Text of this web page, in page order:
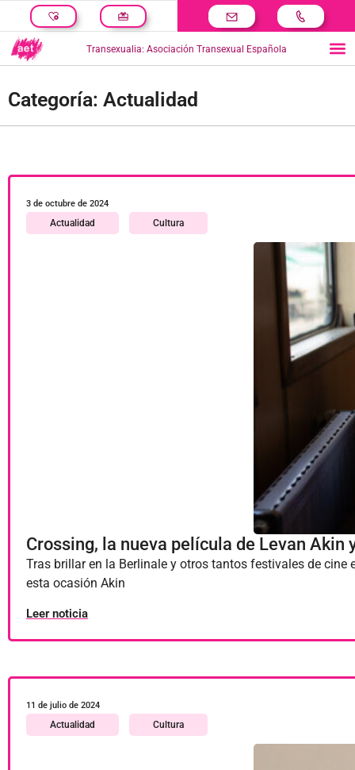
Transexualia: Asociación Transexual Española
Categoría: Actualidad
3 de octubre de 2024
Actualidad Cultura
Crossing, la nueva película de Levan Akin
Tras brillar en la Berlinale y otros tantos festivales de
esta ocasión Akin
Leer noticia
11 de julio de 2024
Actualidad Cultura